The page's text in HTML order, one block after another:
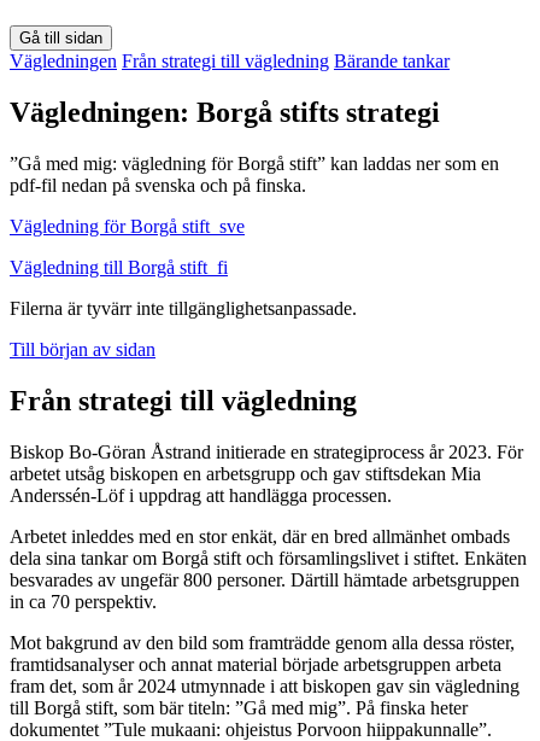
Gå till sidan
Vägledningen Från strategi till vägledning Bärande tankar
Vägledningen: Borgå stifts strategi
”Gå med mig: vägledning för Borgå stift” kan laddas ner som en
pdf-fil nedan på svenska och på finska.
Vägledning för Borgå stift_sve
Vägledning till Borgå stift_fi
Filerna är tyvärr inte tillgänglighetsanpassade.
Till början av sidan
Från strategi till vägledning
Biskop Bo-Göran Åstrand initierade en strategiprocess år 2023. För
arbetet utsåg biskopen en arbetsgrupp och gav stiftsdekan Mia
Anderssén-Löf i uppdrag att handlägga processen.
Arbetet inleddes med en stor enkät, där en bred allmänhet ombads
dela sina tankar om Borgå stift och församlingslivet i stiftet. Enkäten
besvarades av ungefär 800 personer. Därtill hämtade arbetsgruppen
in ca 70 perspektiv.
Mot bakgrund av den bild som framträdde genom alla dessa röster,
framtidsanalyser och annat material började arbetsgruppen arbeta
fram det, som år 2024 utmynnade i att biskopen gav sin vägledning
till Borgå stift, som bär titeln: ”Gå med mig”. På finska heter
dokumentet ”Tule mukaani: ohjeistus Porvoon hiippakunnalle”.